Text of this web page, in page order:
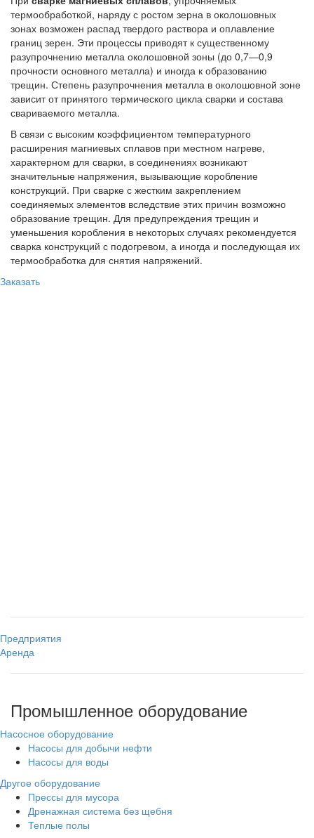
термообработкой, наряду с ростом зерна в околошовных
зонах возможен распад твердого раствора и оплавление
границ зерен. Эти процессы приводят к существенному
разупрочнению металла околошовной зоны (до 0,7—0,9
прочности основного металла) и иногда к образованию
трещин. Степень разупрочнения металла в околошовной зоне
зависит от принятого термического цикла сварки и состава
свариваемого металла.
В связи с высоким коэффициентом температурного
расширения магниевых сплавов при местном нагреве,
характерном для сварки, в соединениях возникают
значительные напряжения, вызывающие коробление
конструкций. При сварке с жестким закреплением
соединяемых элементов вследствие этих причин возможно
образование трещин. Для предупреждения трещин и
уменьшения коробления в некоторых случаях рекомендуется
сварка конструкций с подогревом, а иногда и последующая их
термообработка для снятия напряжений.
Заказать
Предприятия
Аренда
Промышленное оборудование
Насосное оборудование
Насосы для добычи нефти
Насосы для воды
Другое оборудование
Прессы для мусора
Дренажная система без щебня
Теплые полы